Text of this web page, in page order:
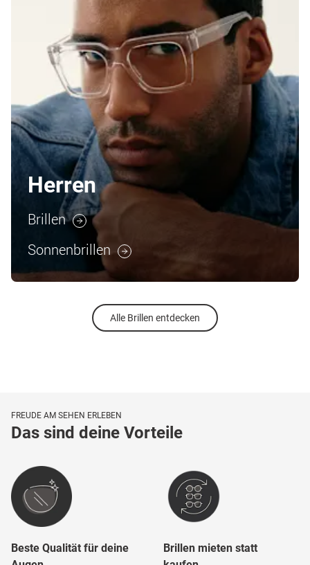
Herren
Brillen
Sonnenbrillen
Alle Brillen entdecken
FREUDE AM SEHEN ERLEBEN
Das sind deine Vorteile
Beste Qualität für deine
Brillen mieten statt